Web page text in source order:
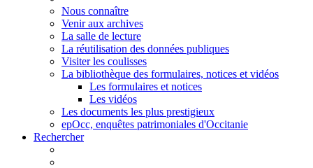
Nous connaître
Venir aux archives
La salle de lecture
La réutilisation des données publiques
Visiter les coulisses
La bibliothèque des formulaires, notices et vidéos
Les formulaires et notices
Les vidéos
Les documents les plus prestigieux
epOcc, enquêtes patrimoniales d'Occitanie
Rechercher